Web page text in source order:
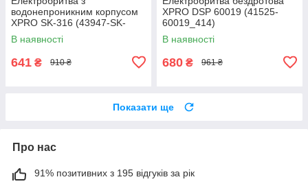
водонепроникним корпусом
XPRO SK-316 (43947-SK-
2023_261)
В наявності
641 ₴ 910 ₴
XPRO DSP 60019 (41525-
60019_414)
В наявності
680 ₴ 961 ₴
Показати ще
Про нас
91% позитивних з 195 відгуків за рік